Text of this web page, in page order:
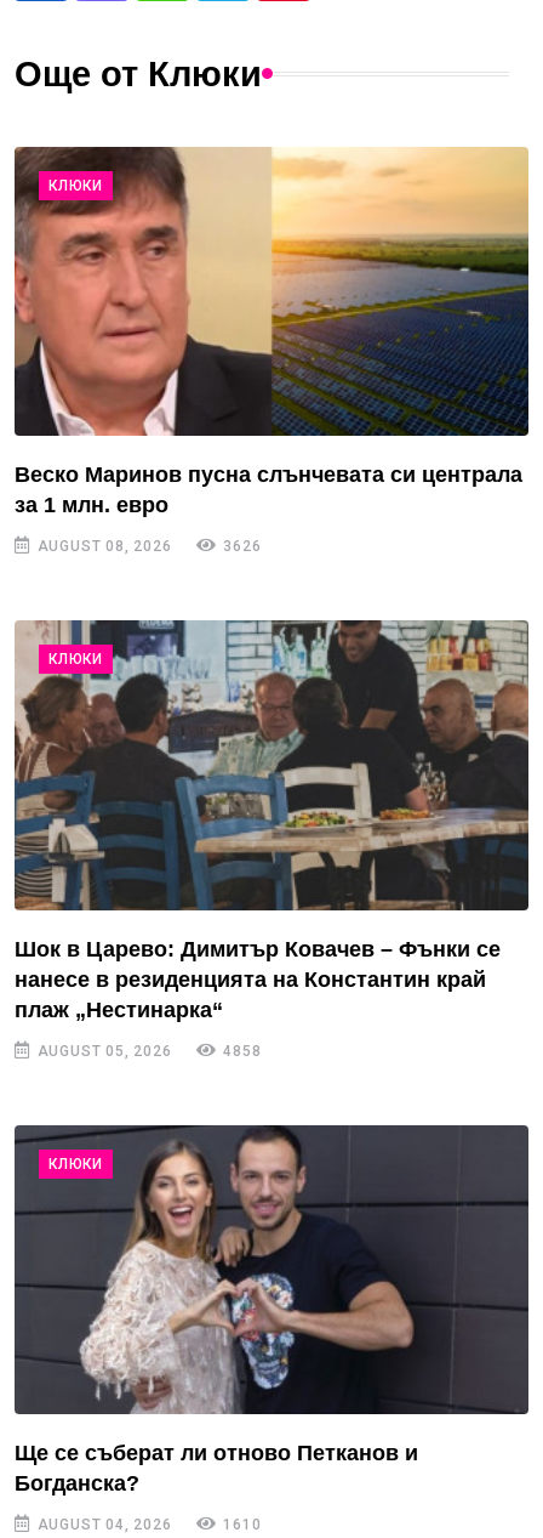
Още от Клюки
КЛЮКИ
Веско Маринов пусна слънчевата си централа
за 1 млн. евро
AUGUST 08, 2026 3626
КЛЮКИ
Шок в Царево: Димитър Ковачев – Фънки се
нанесе в резиденцията на Константин край
плаж „Нестинарка“
AUGUST 05, 2026 4858
КЛЮКИ
Ще се съберат ли отново Петканов и
Богданска?
AUGUST 04, 2026 1610